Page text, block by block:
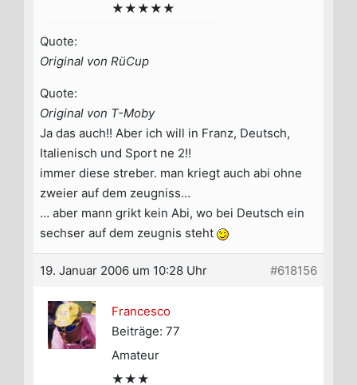
★★★★★
Quote:
Original von RüCup
Quote:
Original von T-Moby
Ja das auch!! Aber ich will in Franz, Deutsch,
Italienisch und Sport ne 2!!
immer diese streber. man kriegt auch abi ohne
zweier auf dem zeugniss…
… aber mann grikt kein Abi, wo bei Deutsch ein
sechser auf dem zeugnis steht
19. Januar 2006 um 10:28 Uhr #618156
Francesco
Beiträge: 77
Amateur
★★★